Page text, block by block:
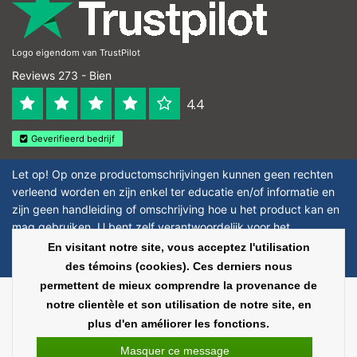
Logo eigendom van TrustPilot
Reviews 273 - Bien
4.4
Geverifieerd bedrijf
Let op! Op onze productomschrijvingen kunnen geen rechten
verleend worden en zijn enkel ter educatie en/of informatie en
zijn geen handleiding of omschrijving hoe u het product kan en
mag gebruiken. U bent zelf verantwoordelijk voor het
toepassen van eventuele nationale en internationale wetgeving
omtrent het gebruik van chemicaliën.
chers - All rights reserved - Theme byInStijl Media
Tous les prix sont hors
En visitant notre site, vous acceptez l'utilisation
des témoins (cookies). Ces derniers nous
permettent de mieux comprendre la provenance de
notre clientèle et son utilisation de notre site, en
plus d'en améliorer les fonctions.
Masquer ce message